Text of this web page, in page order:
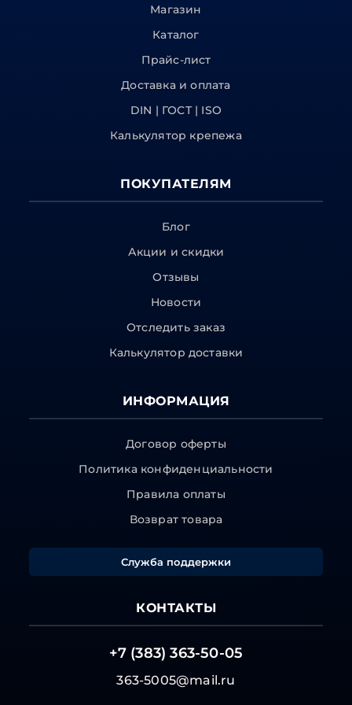
Магазин
Каталог
Прайс-лист
Доставка и оплата
DIN | ГОСТ | ISO
Калькулятор крепежа
ПОКУПАТЕЛЯМ
Блог
Акции и скидки
Отзывы
Новости
Отследить заказ
Калькулятор доставки
ИНФОРМАЦИЯ
Договор оферты
Политика конфиденциальности
Правила оплаты
Возврат товара
Служба поддержки
КОНТАКТЫ
+7 (383) 363-50-05
363-5005@mail.ru